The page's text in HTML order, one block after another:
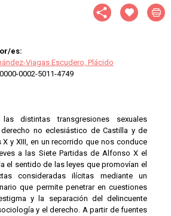
es:
Viagas Escudero, Plácido
0000-0002-5011-4749
distintas transgresiones sexuales
no eclesiástico de Castilla y de
y XIII, en un recorrido que nos conduce
a las Siete Partidas de Alfonso X el
el sentido de las leyes que promovían el
consideradas ilícitas mediante un
que permite penetrar en cuestiones
y la separación del delincuente
y el derecho. A partir de fuentes